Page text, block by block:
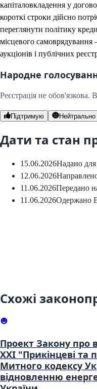
капіталовкладення у
короткі строки дійсно
переглянути політику
місцевого
аукціонів і публічних
Народне
Реєстрація не
Підтримую Нейтрально
Дати та стан
15.06.2026Надано
12.06.2026
11.06.2026Передано
11.06.2026Одержано
Схожі
Проект Закону про
XXI "Прикінцеві та
Митного кодексу
відновленню